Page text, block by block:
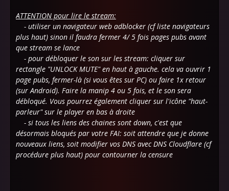
ATTENTION pour lire le stream:
- utiliser un navigateur web adblocker (cf liste navigateurs
plus haut) sinon il faudra fermer 4/ 5 fois pages pubs avant
que stream se lance
- pour débloquer le son sur les stream: cliquer sur
rectangle "UNLOCK MUTE" en haut à gauche. cela va ouvrir 1
page pubs, fermer-là (si vous êtes sur PC) ou faire 1x retour
(sur Android). Faire la manip 4 ou 5 fois, et le son sera
débloqué. Vous pourrez également cliquer sur l'icône "haut-
parleur" sur le player en bas à droite
- si tous les liens des chaines sont down, c'est que
désormais bloqués par votre FAI: soit attendre que je donne
nouveaux liens, soit modifier vos DNS avec DNS Cloudflare (cf
procédure plus haut) pour contourner la censure